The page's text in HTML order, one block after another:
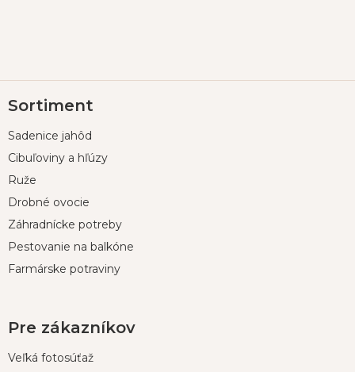
á
ä
Sortiment
Sadenice jahôd
Cibuľoviny a hľúzy
Ruže
Drobné ovocie
Záhradnícke potreby
Pestovanie na balkóne
Farmárske potraviny
Pre zákazníkov
Veľká fotosúťaž